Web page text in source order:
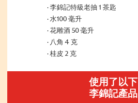
李錦記特級老抽 1 茶匙
水100 毫升
花雕酒 50 毫升
八角 4 克
桂皮 2 克
使用了以下
李錦記產品